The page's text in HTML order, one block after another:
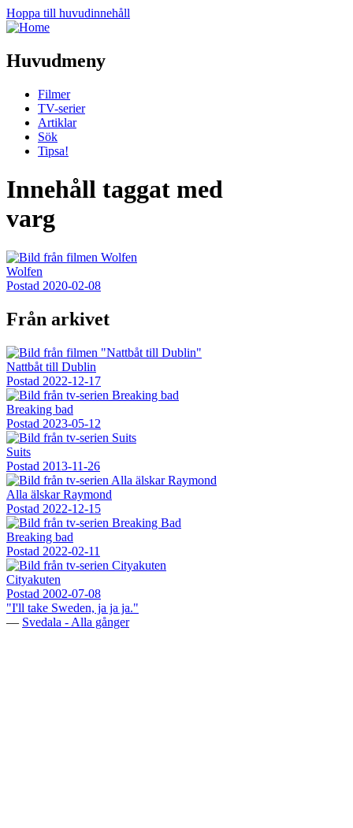
Hoppa till huvudinnehåll
Huvudmeny
Filmer
TV-serier
Artiklar
Sök
Tipsa!
Innehåll taggat med
varg
Wolfen
Postad 2020-02-08
Från arkivet
Nattbåt till Dublin
Postad 2022-12-17
Breaking bad
Postad 2023-05-12
Suits
Postad 2013-11-26
Alla älskar Raymond
Postad 2022-12-15
Breaking bad
Postad 2022-02-11
Cityakuten
Postad 2002-07-08
"I'll take Sweden, ja ja ja."
— Svedala - Alla gånger